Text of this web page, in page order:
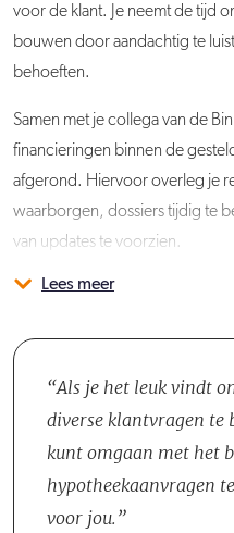
voor de klant. Je neemt de tijd
bouwen door aandachtig te
behoeften.
Samen met je collega van de
financieringen binnen de
afgerond. Hiervoor overleg je
waarborgen, dossiers tijdig te
van updates te voorzien.
Je gaat werken op de
vestiging, maar wanneer nodig,
locaties.
De Hypotheekshop
Bij de Hypotheekshop staat het
verzekeren en de financiële
gebracht door de Financieel
kennis waarover we
financieel advies op maat.
Lees meer
Als je het leuk vindt
diverse klantvragen te
kunt omgaan met het
hypotheekaanvragen
voor jou.